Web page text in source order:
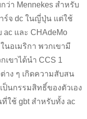
ว่า Mennekes สำหรับ
ร์จ dc ในญี่ปุ่น แต่ใช้
ac และ CHAdeMo
นอเมริกา พวกเขามี
เขาได้นำ CCS 1
าง ๆ เกิดความสับสน
ป็นกรรมสิทธิ์ของตัวเอง
ใช้ gbt สำหรับทั้ง ac